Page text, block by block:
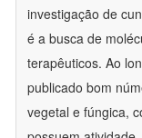
investigação de
é a busca de
terapêuticos. Ao
publicado bom
vegetal e fúngica,